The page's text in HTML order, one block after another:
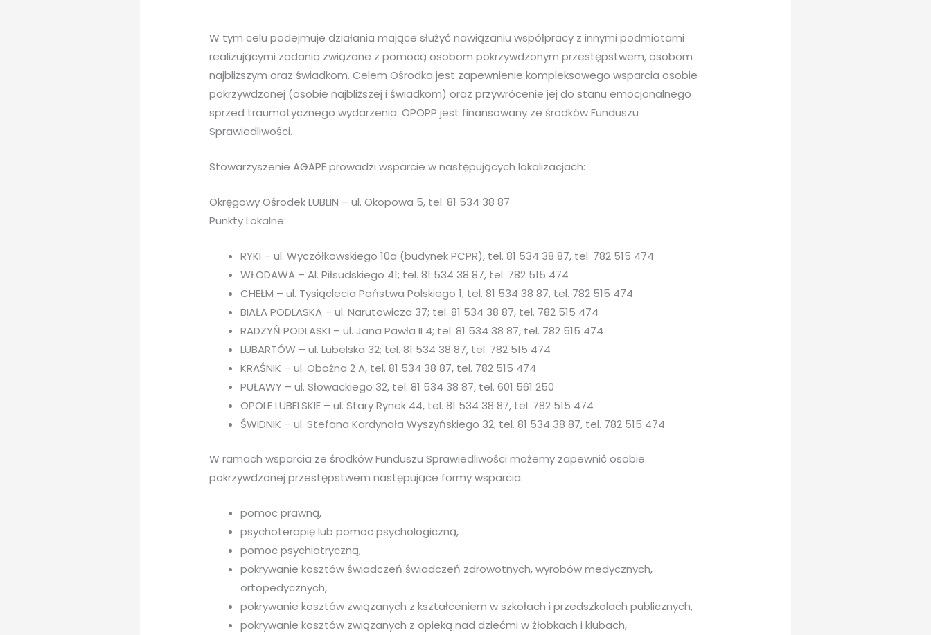
W tym celu podejmuje działania mające służyć nawiązaniu współpracy z innymi podmiotami
realizującymi zadania związane z pomocą osobom pokrzywdzonym przestępstwem, osobom
najbliższym oraz świadkom. Celem Ośrodka jest zapewnienie kompleksowego wsparcia osobie
pokrzywdzonej (osobie najbliższej i świadkom) oraz przywrócenie jej do stanu emocjonalnego
sprzed traumatycznego wydarzenia. OPOPP jest finansowany ze środków Funduszu
Sprawiedliwości.
Stowarzyszenie AGAPE prowadzi wsparcie w następujących lokalizacjach:
Okręgowy Ośrodek LUBLIN – ul. Okopowa 5, tel. 81 534 38 87
Punkty Lokalne:
RYKI – ul. Wyczółkowskiego 10a (budynek PCPR), tel. 81 534 38 87, tel. 782 515 474
WŁODAWA – Al. Piłsudskiego 41; tel. 81 534 38 87, tel. 782 515 474
CHEŁM – ul. Tysiąclecia Państwa Polskiego 1; tel. 81 534 38 87, tel. 782 515 474
BIAŁA PODLASKA – ul. Narutowicza 37; tel. 81 534 38 87, tel. 782 515 474
RADZYŃ PODLASKI – ul. Jana Pawła II 4; tel. 81 534 38 87, tel. 782 515 474
LUBARTÓW – ul. Lubelska 32; tel. 81 534 38 87, tel. 782 515 474
KRAŚNIK – ul. Oboźna 2 A, tel. 81 534 38 87, tel. 782 515 474
PUŁAWY – ul. Słowackiego 32, tel. 81 534 38 87, tel. 601 561 250
OPOLE LUBELSKIE – ul. Stary Rynek 44, tel. 81 534 38 87, tel. 782 515 474
ŚWIDNIK – ul. Stefana Kardynała Wyszyńskiego 32; tel. 81 534 38 87, tel. 782 515 474
W ramach wsparcia ze środków Funduszu Sprawiedliwości możemy zapewnić osobie
pokrzywdzonej przestępstwem następujące formy wsparcia:
pomoc prawną,
psychoterapię lub pomoc psychologiczną,
pomoc psychiatryczną,
pokrywanie kosztów świadczeń świadczeń zdrowotnych, wyrobów medycznych,
ortopedycznych,
pokrywanie kosztów związanych z kształceniem w szkołach i przedszkolach publicznych,
pokrywanie kosztów związanych z opieką nad dziećmi w żłobkach i klubach,